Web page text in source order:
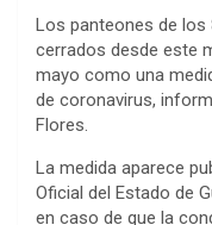
Los panteones de los
cerrados desde este
mayo como una
de coronavirus,
Flores.
La medida aparece
Oficial del Estado de
en caso de que la